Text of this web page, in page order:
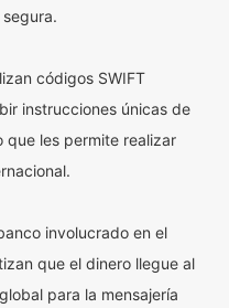
códigos SWIFT
instrucciones únicas de
que les permite realizar
involucrado en el
que el dinero llegue al
para la mensajería